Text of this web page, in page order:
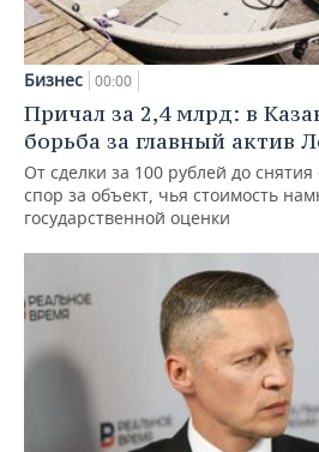
Бизнес 00:00
Причал за 2,4 млрд: в
борьба за главный актив
От сделки за 100 рублей до
спор за объект, чья стоимость
государственной оценки